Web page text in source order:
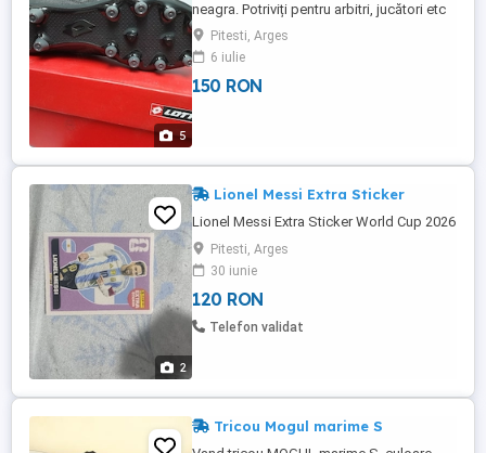
5
neagra. Potriviți pentru arbitri, jucători etc
Mărimi disponibile 40.5- 1 buc 41- 7 buc
42- 9 buc 42,5- 10 buc 43-6 buc 43.5- 3
buc PRET 150 RON PERECHEA
Pitesti, Arges
6 iulie
150 RON
2
Lionel Messi Extra Sticker
Lionel Messi Extra Sticker World Cup 2026
Pitesti, Arges
30 iunie
120 RON
Telefon validat
Tricou Mogul marime S